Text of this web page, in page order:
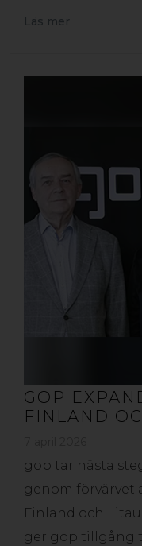
Läs mer
GOP
FINLAND
gop tar nästa
genom förvärvet
Finland och
ger gop tillgång